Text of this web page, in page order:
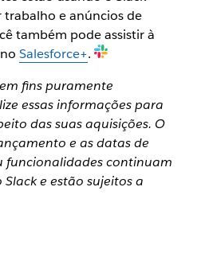
trabalho e anúncios de
também pode assistir à
Salesforce+.
fins puramente
essas informações para
das suas aquisições. O
e as datas de
funcionalidades continuam
e estão sujeitos a